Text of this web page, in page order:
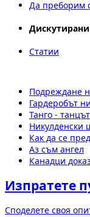
Да преборим
Дискутирани
Статии
Подреждане
Гардеробът
Танго -
Никулденски
Как да се
Аз съм ангел
Канадци
Изпратете
Споделете своя